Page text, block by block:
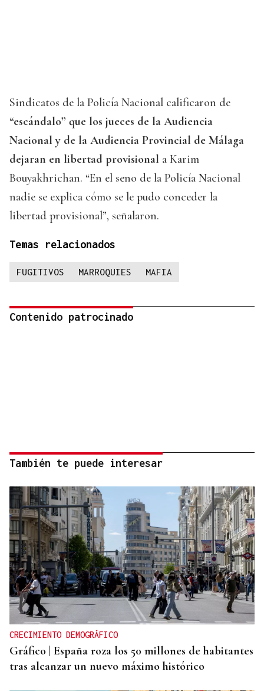
Sindicatos de la Policía Nacional calificaron de
“escándalo” que los jueces de la Audiencia
Nacional y de la Audiencia Provincial de Málaga
dejaran en libertad provisional a Karim
Bouyakhrichan. “En el seno de la Policía Nacional
nadie se explica cómo se le pudo conceder la
libertad provisional”, señalaron.
Temas relacionados
FUGITIVOS MARROQUIES MAFIA
Contenido patrocinado
También te puede interesar
CRECIMIENTO DEMOGRÁFICO
Gráfico | España roza los 50 millones de habitantes
tras alcanzar un nuevo máximo histórico